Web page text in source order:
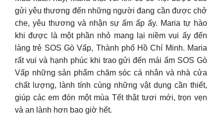
gửi yêu thương đến những người đang cần được chở
che, yêu thương và nhận sự ấm ấp ấy. Maria tự hào
khi được là một phần nhỏ mang lại niềm vui ấy đến
làng trẻ SOS Gò Vấp, Thành phố Hồ Chí Minh. Maria
rất vui và hạnh phúc khi trao gửi đến mái ấm SOS Gò
Vấp những sản phẩm chăm sóc cá nhân và nhà cửa
chất lượng, lành tính cùng những vật dụng cần thiết,
giúp các em đón một mùa Tết thật tươi mới, trọn vẹn
và an lành hơn bao giờ hết.